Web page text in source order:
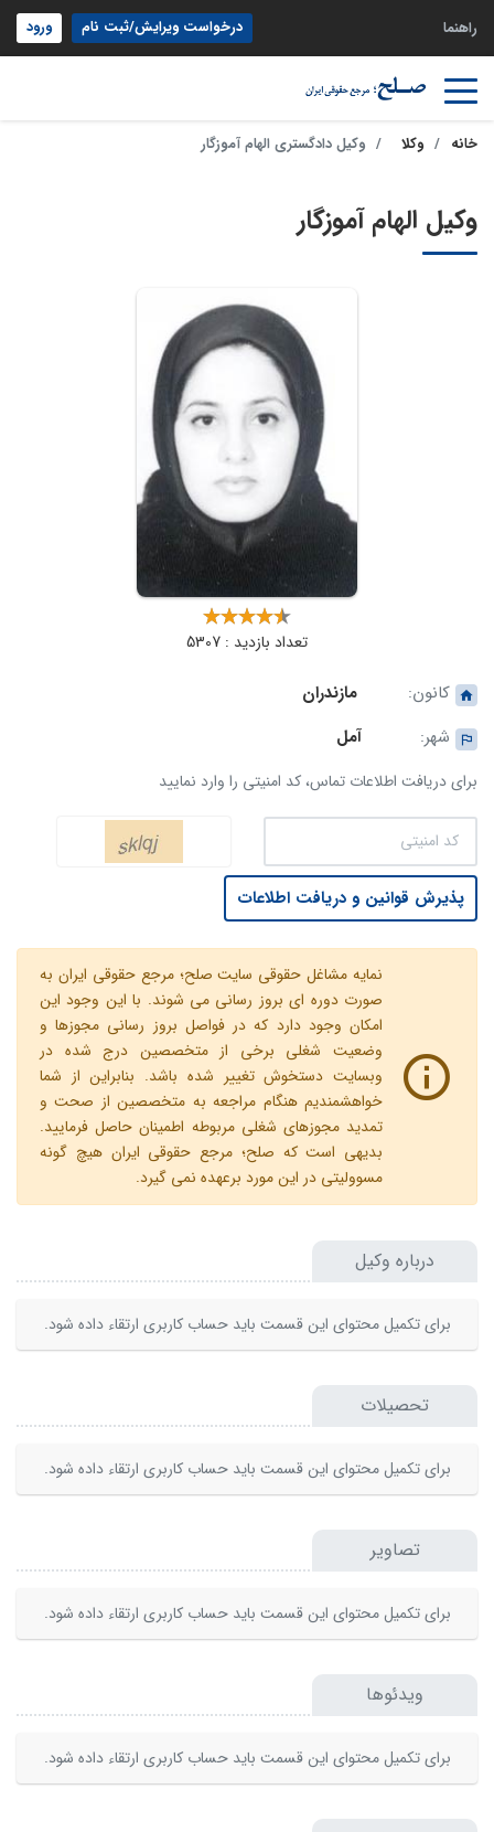
راهنما درخواست ویرایش/ثبت نام ورود
خانه وکلا وکیل دادگستری الهام آموزگار
وکیل الهام آموزگار
تعداد بازدید : 5307
کانون:
مازندران
شهر:
آمل
برای دریافت اطلاعات تماس، کد امنیتی را وارد نمایید
پذیرش قوانین و دریافت اطلاعات
نمایه مشاغل حقوقی سایت صلح؛ مرجع حقوقی ایران به
صورت دوره ای بروز رسانی می شوند. با این وجود این
امکان وجود دارد که در فواصل بروز رسانی مجوزها و
وضعیت شغلی برخی از متخصصین درج شده در
وبسایت دستخوش تغییر شده باشد. بنابراین از شما
خواهشمندیم هنگام مراجعه به متخصصین از صحت و
تمدید مجوزهای شغلی مربوطه اطمینان حاصل فرمایید.
بدیهی است که صلح؛ مرجع حقوقی ایران هیچ گونه
مسوولیتی در این مورد برعهده نمی گیرد.
درباره وکیل
برای تکمیل محتوای این قسمت باید حساب کاربری ارتقاء داده شود.
تحصیلات
برای تکمیل محتوای این قسمت باید حساب کاربری ارتقاء داده شود.
تصاویر
برای تکمیل محتوای این قسمت باید حساب کاربری ارتقاء داده شود.
ویدئوها
برای تکمیل محتوای این قسمت باید حساب کاربری ارتقاء داده شود.